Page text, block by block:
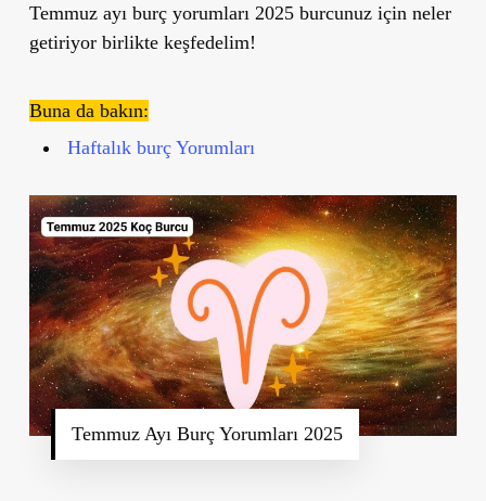
Temmuz ayı burç yorumları 2025 burcunuz için neler
getiriyor birlikte keşfedelim!
Buna da bakın:
Haftalık burç Yorumları
Temmuz Ayı Burç Yorumları 2025